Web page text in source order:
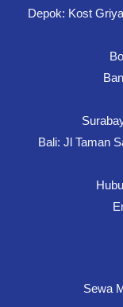
Depok: Kost
Bali: Jl Taman
Sewa